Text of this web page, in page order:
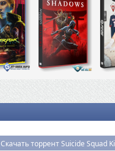
Скачать торрент Suicide Squad